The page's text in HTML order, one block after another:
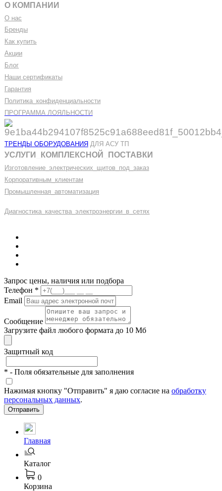
О КОМПАНИИ
О нас
Бренды
Как купить
Акции
Блог
Наши сертификаты
Гарантия
Политика конфиденциальности
ПРОГРАММА ЛОЯЛЬНОСТИ
ТРЕНДЫ ОБОРУДОВАНИЯ ДЛЯ АСУ ТП
УСЛУГИ КОМПЛЕКСНОЙ ПОСТАВКИ
Изготовление электрических щитов под заказ
Корпоративным клиентам
Промышленная автоматизация
Диагностика качества электроэнергии в сетях
Запрос цены, наличия или подбора
Телефон *
Email
Сообщение
Загрузите файл любого формата до 10 Мб
Защитный код
* - Поля обязательные для заполнения
Нажимая кнопку "Отправить" я даю согласие на обработку
персональных данных.
Отправить
Главная
Каталог
0
Корзина